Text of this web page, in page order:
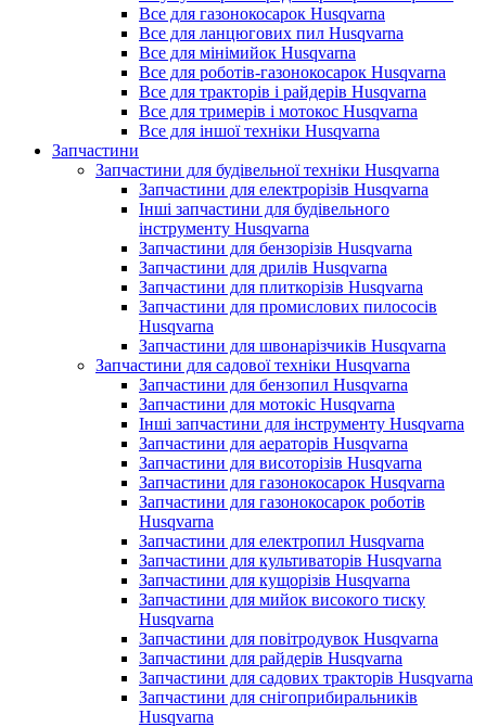
Все для газонокосарок Husqvarna
Все для ланцюгових пил Husqvarna
Все для мінімийок Husqvarna
Все для роботів-газонокосарок Husqvarna
Все для тракторів і райдерів Husqvarna
Все для тримерів і мотокос Husqvarna
Все для іншої техніки Husqvarna
Запчастини
Запчастини для будівельної техніки Husqvarna
Запчастини для електрорізів Husqvarna
Інші запчастини для будівельного
інструменту Husqvarna
Запчастини для бензорізів Husqvarna
Запчастини для дрилів Husqvarna
Запчастини для плиткорізів Husqvarna
Запчастини для промислових пилососів
Husqvarna
Запчастини для швонарізчиків Husqvarna
Запчастини для садової техніки Husqvarna
Запчастини для бензопил Husqvarna
Запчастини для мотокіс Husqvarna
Інші запчастини для інструменту Husqvarna
Запчастини для аераторів Husqvarna
Запчастини для висоторізів Husqvarna
Запчастини для газонокосарок Husqvarna
Запчастини для газонокосарок роботів
Husqvarna
Запчастини для електропил Husqvarna
Запчастини для культиваторів Husqvarna
Запчастини для кущорізів Husqvarna
Запчастини для мийок високого тиску
Husqvarna
Запчастини для повітродувок Husqvarna
Запчастини для райдерів Husqvarna
Запчастини для садових тракторів Husqvarna
Запчастини для снігоприбиральників
Husqvarna